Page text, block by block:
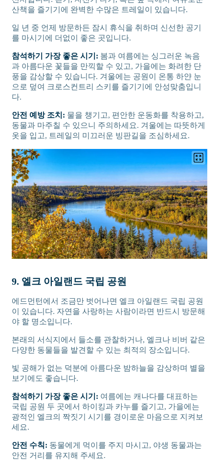
산책을 즐기기에 완벽한 수많은 트레일이 있습니다.
일 년 중 언제 방문하든 잠시 휴식을 취하며 신선한 공기
를 마시기에 더없이 좋은 곳입니다.
참석하기 가장 좋은 시기: 봄과 여름에는 싱그러운 녹음
과 아름다운 꽃들을 만끽할 수 있고, 가을에는 화려한 단
풍을 감상할 수 있습니다. 겨울에는 공원이 온통 하얀 눈
으로 덮여 크로스컨트리 스키를 즐기기에 안성맞춤입니
다.
안전 예방 조치: 물을 챙기고, 편안한 운동화를 착용하고,
동물과 마주칠 수 있으니 주의하세요. 겨울에는 따뜻하게
옷을 입고, 트레일의 미끄러운 빙판길을 조심하세요.
9. 엘크 아일랜드 국립 공원
에드먼턴에서 조금만 벗어나면 엘크 아일랜드 국립 공원
이 있습니다. 자연을 사랑하는 사람이라면 반드시 방문해
야 할 명소입니다.
본래의 서식지에서 들소를 관찰하거나, 엘크나 비버 같은
다양한 동물들을 발견할 수 있는 최적의 장소입니다.
빛 공해가 없는 덕분에 아름다운 밤하늘을 감상하며 별을
보기에도 좋습니다.
참석하기 가장 좋은 시기: 여름에는 캐나다를 대표하는
국립 공원 두 곳에서 하이킹과 카누를 즐기고, 가을에는
광적인 엘크의 짝짓기 시기를 경이로운 마음으로 지켜보
세요.
안전 수칙: 동물에게 먹이를 주지 마시고, 야생 동물과는
안전 거리를 유지해 주세요.